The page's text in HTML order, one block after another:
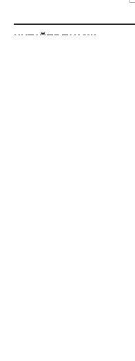
ЧИТАЙТЕ ТАКОЖ